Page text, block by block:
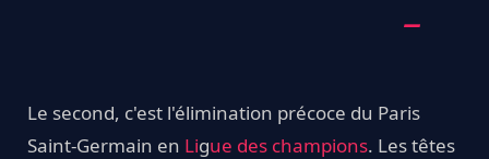
Le second, c'est l'élimination précoce du Paris
Saint-Germain en Ligue des champions. Les têtes